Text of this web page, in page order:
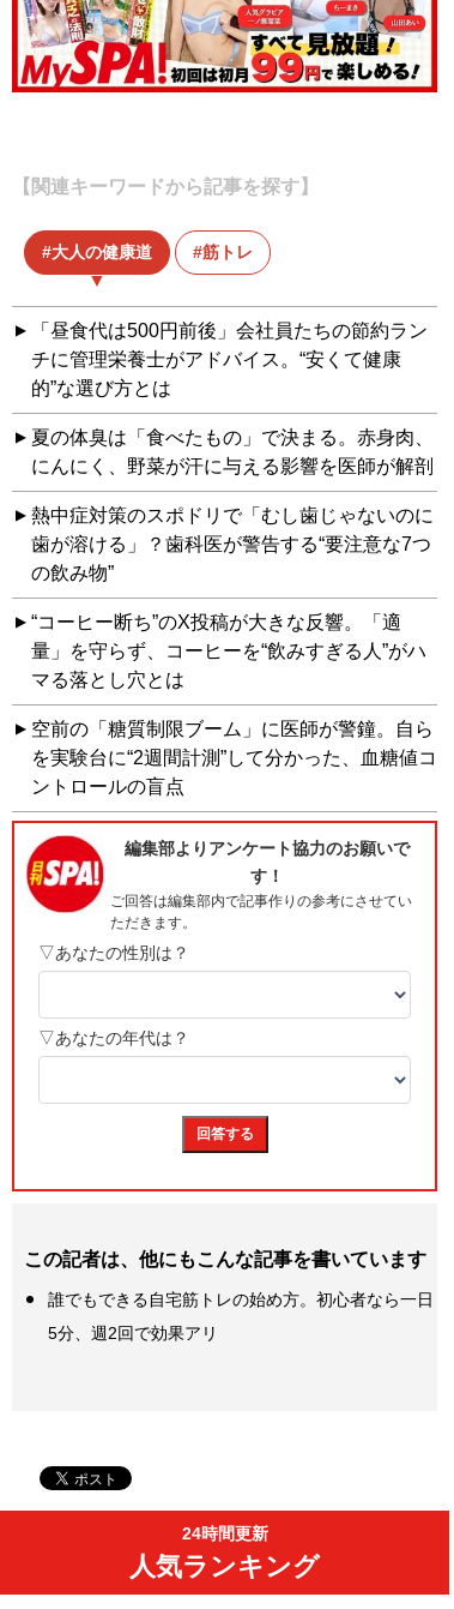
【関連キーワードから記事を探す】
大人の健康道 筋トレ
「昼食代は500円前後」会社員たちの節約ラン
チに管理栄養士がアドバイス。“安くて健康
的”な選び方とは
夏の体臭は「食べたもの」で決まる。赤身肉、
にんにく、野菜が汗に与える影響を医師が解剖
熱中症対策のスポドリで「むし歯じゃないのに
歯が溶ける」？歯科医が警告する“要注意な7つ
の飲み物”
“コーヒー断ち”のX投稿が大きな反響。「適
量」を守らず、コーヒーを“飲みすぎる人”がハ
マる落とし穴とは
空前の「糖質制限ブーム」に医師が警鐘。自ら
を実験台に“2週間計測”して分かった、血糖値コ
ントロールの盲点
この記者は、他にもこんな記事を書いています
誰でもできる自宅筋トレの始め方。初心者なら一日
5分、週2回で効果アリ
24時間更新
人気ランキング